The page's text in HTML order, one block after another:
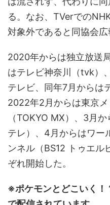
る。なお、TVerでの
対象外であると同協会広
2020年からは独立放送
はテレビ神奈川（tvk）
テレビ、同年7月からは
2022年2月からは東京
（TOKYO MX）、3月
テレ）、4月からはワー
ンネル（BS12 トゥエル
ぞれ開始した。
※ポケモンとどこいく